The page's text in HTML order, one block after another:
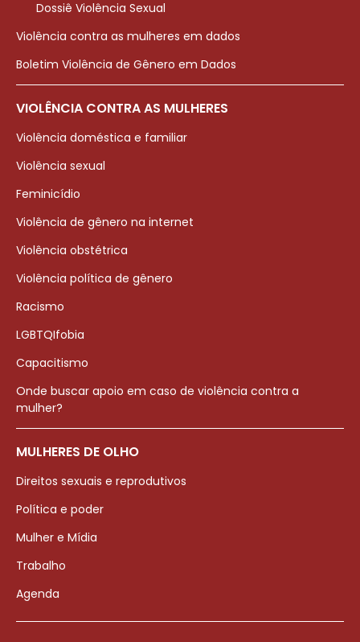
Dossiê Violência Sexual
Violência contra as mulheres em dados
Boletim Violência de Gênero em Dados
VIOLÊNCIA CONTRA AS MULHERES
Violência doméstica e familiar
Violência sexual
Feminicídio
Violência de gênero na internet
Violência obstétrica
Violência política de gênero
Racismo
LGBTQIfobia
Capacitismo
Onde buscar apoio em caso de violência contra a
mulher?
MULHERES DE OLHO
Direitos sexuais e reprodutivos
Política e poder
Mulher e Mídia
Trabalho
Agenda